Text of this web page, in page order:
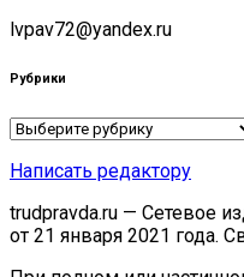
lvpav72@yandex.ru
Рубрики
Рубрики
Написать редактору
trudpravda.ru — Сетевое
от 21 января 2021 года.